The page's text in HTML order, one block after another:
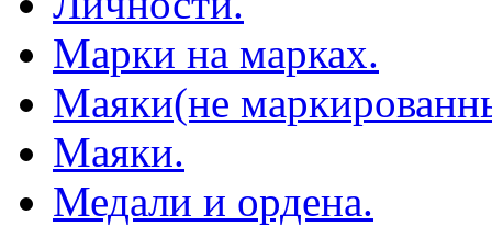
Марки на марках.
Маяки(не
Маяки.
Медали и ордена.